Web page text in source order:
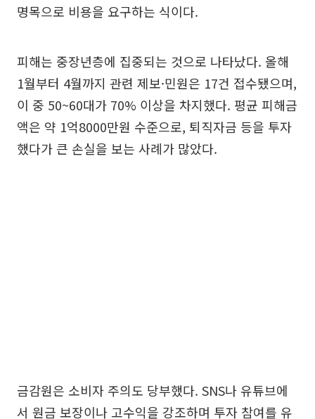
명목으로 비용을 요구하는 식이다.
피해는 중장년층에 집중되는 것으로 나타났다. 올해
1월부터 4월까지 관련 제보·민원은 17건 접수됐으며,
이 중 50~60대가 70% 이상을 차지했다. 평균 피해금
액은 약 1억8000만원 수준으로, 퇴직자금 등을 투자
했다가 큰 손실을 보는 사례가 많았다.
금감원은 소비자 주의도 당부했다. SNS나 유튜브에
서 원금 보장이나 고수익을 강조하며 투자 참여를 유